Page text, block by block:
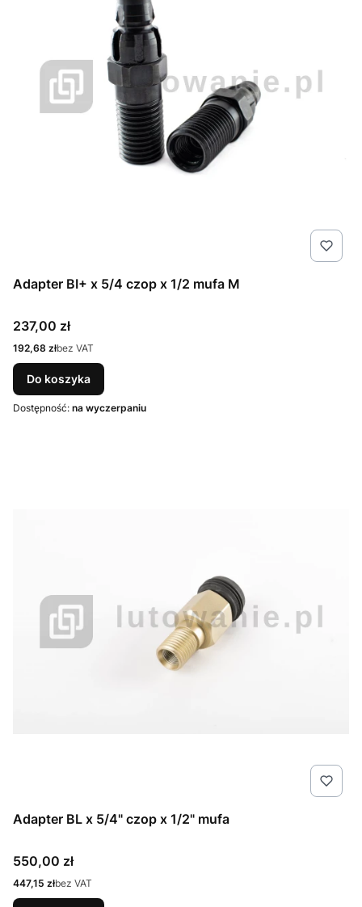
Adapter BI+ x 5/4 czop x 1/2 mufa M
Cena
237,00 zł
Cena
192,68 złbez VAT
Do koszyka
Dostępność: na wyczerpaniu
Adapter BL x 5/4" czop x 1/2" mufa
Cena
550,00 zł
Cena
447,15 złbez VAT